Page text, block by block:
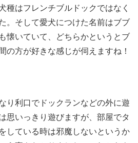
種はフレンチブルドックではなく
。そして愛犬につけた名前はブブ
懐いていて、どちらかというとブ
の方が好きな感じが伺えますね！
り利口でドックランなどの外に遊
思いっきり遊びますが、部屋でタ
している時は邪魔しないというか